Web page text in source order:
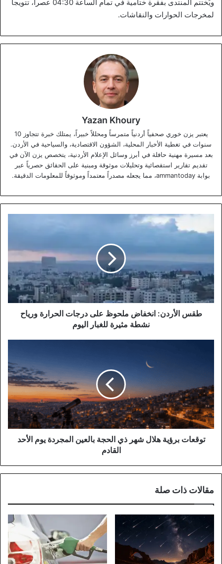
ويُختتم المنتدى بفقرة ختامية في تمام الساعة 04:30 عصراً، تتويجاً
لمخرجات الحوارات والنقاشات.
Yazan Khoury
يعتبر يزن خوري صحفياً أردنياً متمرساً ومحللاً خبيراً، يمتلك خبرة تتجاوز 10
سنوات في تغطية الأخبار المحلية، الشؤون الاقتصادية، والسياحية في الأردن.
بعد مسيرة مهنية حافلة في أبرز وسائل الإعلام الأردنية، يتخصص يزن الآن في
تقديم تقارير استقصائية وتحليلات موثوقة ومبنية على الحقائق حصرياً عبر
بوابة ammantoday، مما يجعله مصدراً معتمداً وموثوقاً للمعلومات الدقيقة.
درجات
الحرارة
ورياح
نشطة
مثيرةطقس الأردن: انخفاض ملحوظ على درجات الحرارة ورياح
نشطة مثيرة للغبار اليوم
هلال
ذي
الحجة
بالعين
المجردة
يوم
الأحدتوقعات برؤية هلال شهر ذي الحجة بالعين المجردة يوم الأحد
القادم
مقالات ذات صلة